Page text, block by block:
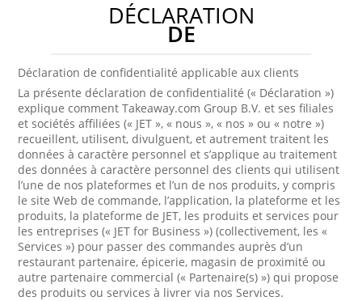
DÉCLARATION
DE
Déclaration de confidentialité applicable aux clients
La présente déclaration de confidentialité (« Déclaration »)
explique comment Takeaway.com Group B.V. et ses filiales
et sociétés affiliées (« JET », « nous », « nos » ou « notre »)
recueillent, utilisent, divulguent, et autrement traitent les
données à caractère personnel et s’applique au traitement
des données à caractère personnel des clients qui utilisent
l’une de nos plateformes et l’un de nos produits, y compris
le site Web de commande, l’application, la plateforme et les
produits, la plateforme de JET, les produits et services pour
les entreprises (« JET for Business ») (collectivement, les «
Services ») pour passer des commandes auprès d’un
restaurant partenaire, épicerie, magasin de proximité ou
autre partenaire commercial (« Partenaire(s) ») qui propose
des produits ou services à livrer via nos Services.